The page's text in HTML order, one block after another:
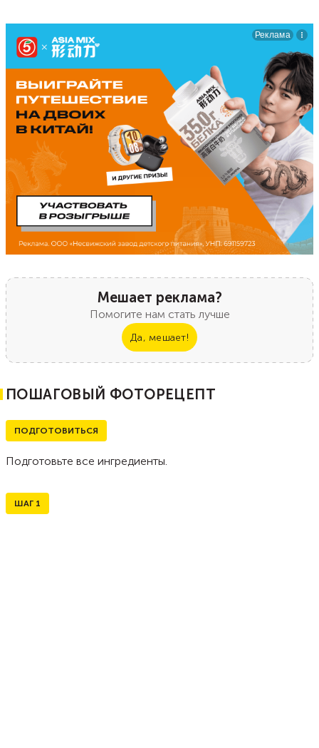
Мешает реклама?
Помогите нам стать лучше
Да, мешает!
ПОШАГОВЫЙ ФОТОРЕЦЕПТ
ПОДГОТОВИТЬСЯ
Подготовьте все ингредиенты.
ШАГ 1